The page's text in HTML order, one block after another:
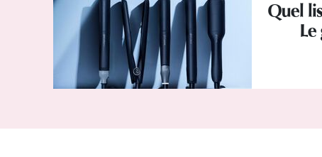
Quel